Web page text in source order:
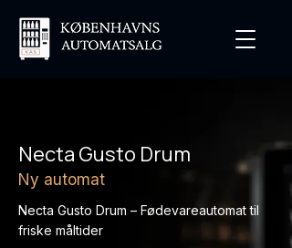
Necta Gusto Drum
Ny automat
Necta Gusto Drum – Fødevareautomat til
friske måltider